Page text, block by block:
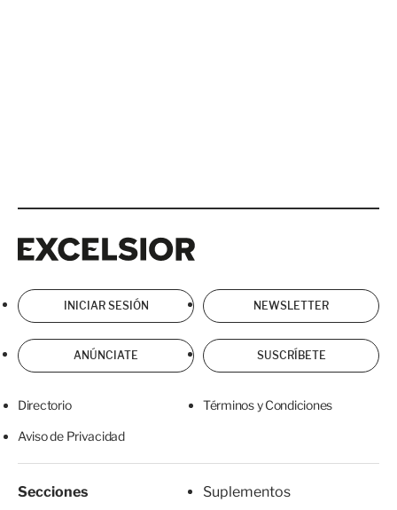
INICIAR SESIÓN NEWSLETTER
ANÚNCIATE SUSCRÍBETE
Directorio Términos y Condiciones
Aviso de Privacidad
Secciones
Suplementos